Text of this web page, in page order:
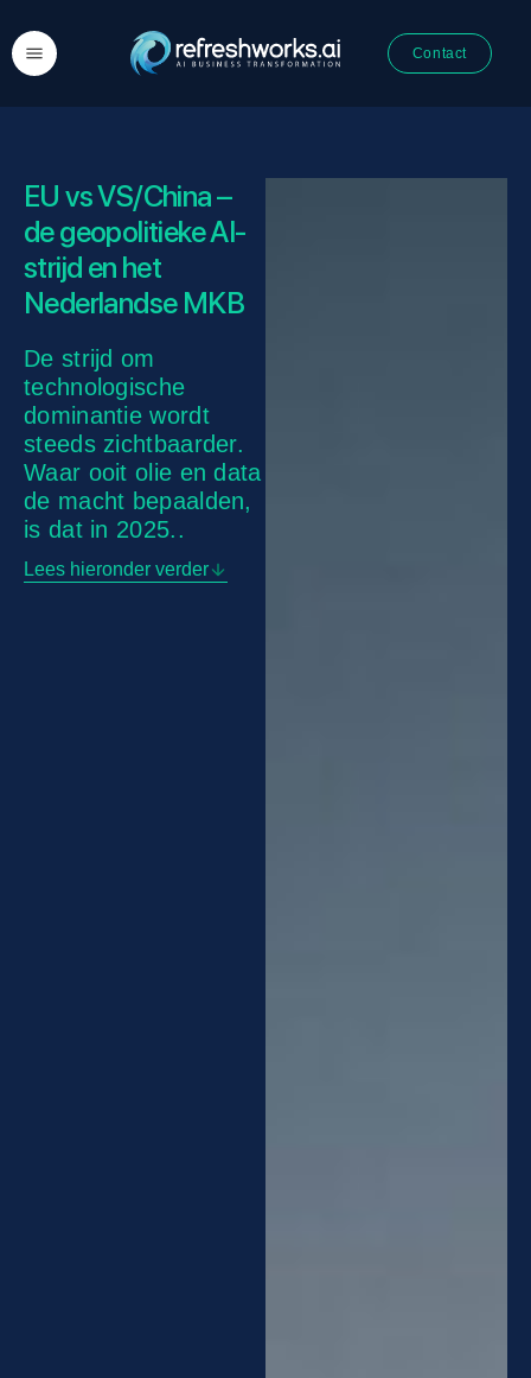
Contact
EU vs VS/China –
de geopolitieke AI-
strijd en het
Nederlandse MKB
De strijd om
technologische
dominantie wordt
steeds zichtbaarder.
Waar ooit olie en data
de macht bepaalden,
is dat in 2025..
Lees hieronder verder